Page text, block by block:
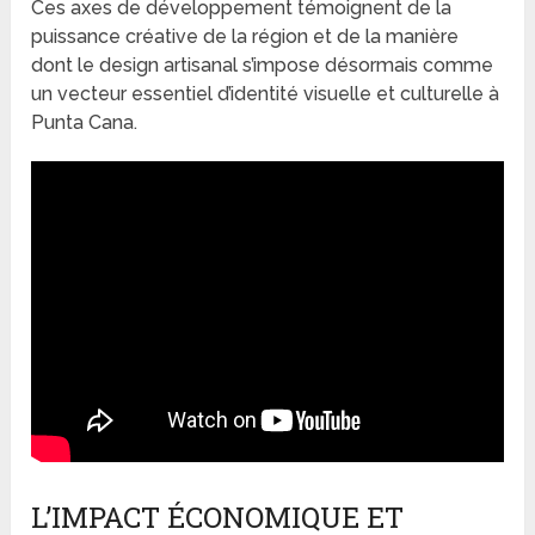
Ces axes de développement témoignent de la
puissance créative de la région et de la manière
dont le design artisanal s’impose désormais comme
un vecteur essentiel d’identité visuelle et culturelle à
Punta Cana.
L’IMPACT ÉCONOMIQUE ET